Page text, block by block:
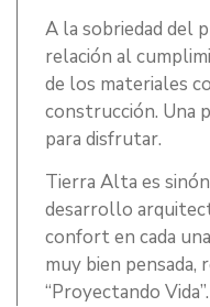
A la sobriedad del
relación al
de los materiales
construcción. Una
para disfrutar.
Tierra Alta es
desarrollo
confort en cada
muy bien pensada,
“Proyectando Vida”.